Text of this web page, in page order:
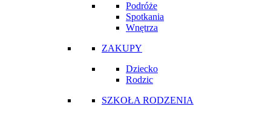
Podróże
Spotkania
Wnętrza
ZAKUPY
Dziecko
Rodzic
SZKOŁA RODZENIA